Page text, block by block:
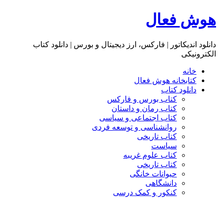
هوش فعال
دانلود اندیکاتور | فارکس، ارز دیجیتال و بورس | دانلود کتاب
الکترونیکی
خانه
کتابخانه هوش فعال
دانلود کتاب
کتاب بورس و فارکس
کتاب رمان و داستان
کتاب اجتماعی و سیاسی
روانشناسی و توسعه فردی
کتاب تاریخی
سیاست
کتاب علوم غریبه
کتاب تاریخی
حیوانات خانگی
دانشگاهی
کنکور و کمک‌ درسی